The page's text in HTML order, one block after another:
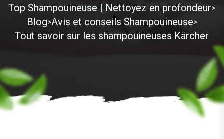
Top Shampouineuse | Nettoyez en profondeur>
Blog>Avis et conseils Shampouineuse>
Tout savoir sur les shampouineuses Kärcher